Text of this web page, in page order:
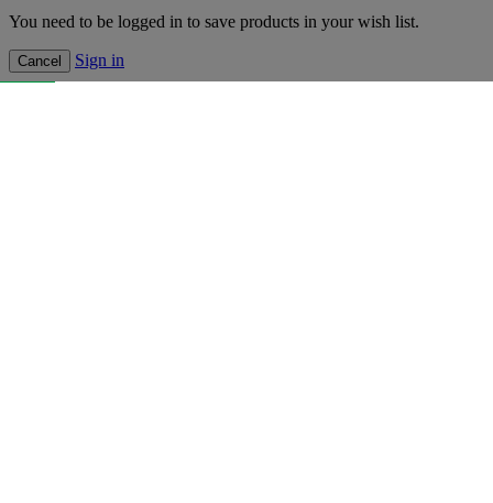
You need to be logged in to save products in your wish list.
Cancel Sign in